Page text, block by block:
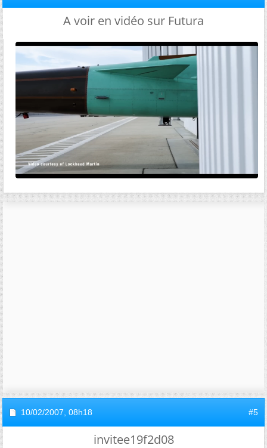
A voir en vidéo sur Futura
10/02/2007, 08h18 #5
invitee19f2d08